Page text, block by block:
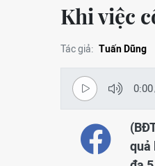
Khi việc
Tác giả: Tuấn Dũng
0:00
quả